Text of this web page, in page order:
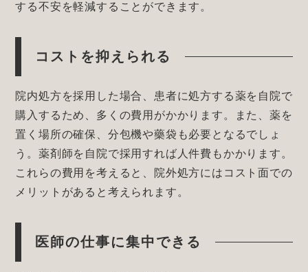
する不安を軽減することができます。
コストを抑えられる
院内処方を採用した場合、患者に処方する薬を自院で
購入するため、多くの費用がかかります。また、薬を
置く場所の確保、分包機や藥袋も必要となるでしょ
う。薬剤師を自院で採用すれば人件費もかかります。
これらの費用を考えると、院外処方にはコスト面での
メリットがあると考えられます。
医師の仕事に集中できる